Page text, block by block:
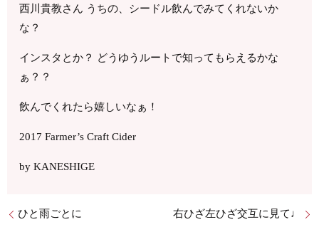
西川貴教さん うちの、シードル飲んでみてくれないか
な？
インスタとか？ どうゆうルートで知ってもらえるかな
ぁ？？
飲んでくれたら嬉しいなぁ！
2017 Farmer’s Craft Cider
by KANESHIGE
ひと雨ごとに 右ひざ左ひざ交互に見て♩